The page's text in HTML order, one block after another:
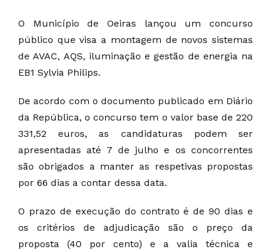
O Município de Oeiras lançou um concurso
público que visa a montagem de novos sistemas
de AVAC, AQS, iluminação e gestão de energia na
EB1 Sylvia Philips.
De acordo com o documento publicado em Diário
da República, o concurso tem o valor base de 220
331,52 euros, as candidaturas podem ser
apresentadas até 7 de julho e os concorrentes
são obrigados a manter as respetivas propostas
por 66 dias a contar dessa data.
O prazo de execução do contrato é de 90 dias e
os critérios de adjudicação são o preço da
proposta (40 por cento) e a valia técnica e